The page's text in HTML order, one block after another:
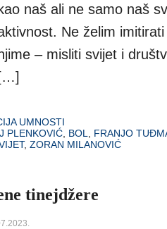
kao naš ali ne samo naš
Ne želim
– misliti svijet i
[…]
UMNOSTI
PLENKOVIĆ BOL FRANJO
, ZORAN MILANOVIĆ
tinejdžere